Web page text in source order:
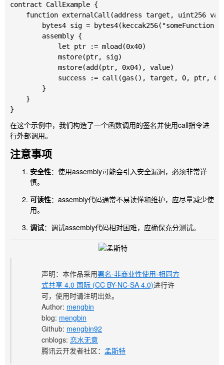
contract CallExample {
function externalCall(address target, uint256
bytes4 sig =
        assembly {
            let ptr := mload(0x40)
            mstore(ptr, sig)
            mstore(add(ptr, 0x04), value)
success := call(gas(), target, 0, ptr,
        }
    }
在这个示例中，我们构造了一个函数调用的签名并使用call指令进
行外部调用。
注意事项
安全性：使用assembly可能会引入安全漏洞，必须非常谨
慎。
可读性： assembly代码通常不易读懂和维护，应尽量减少使
用。
调试：调试assembly代码相对困难，应确保充分测试。
声明：本作品采用署名-非商业性使用-相同方
式共享 4.0 国际 (CC BY-NC-SA 4.0)进行许
可，使用时请注明出处。
Author: mengbin
blog: mengbin
Github: mengbin92
cnblogs: 恋水无意
腾讯云开发者社区： 孟斯特